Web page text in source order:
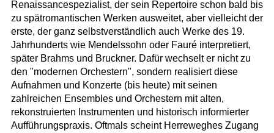
Renaissancespezialist, der sein Repertoire schon bald bis
zu spätromantischen Werken ausweitet, aber vielleicht der
erste, der ganz selbstverständlich auch Werke des 19.
Jahrhunderts wie Mendelssohn oder Fauré interpretiert,
später Brahms und Bruckner. Dafür wechselt er nicht zu
den "modernen Orchestern", sondern realisiert diese
Aufnahmen und Konzerte (bis heute) mit seinen
zahlreichen Ensembles und Orchestern mit alten,
rekonstruierten Instrumenten und historisch informierter
Aufführungspraxis. Oftmals scheint Herreweghes Zugang